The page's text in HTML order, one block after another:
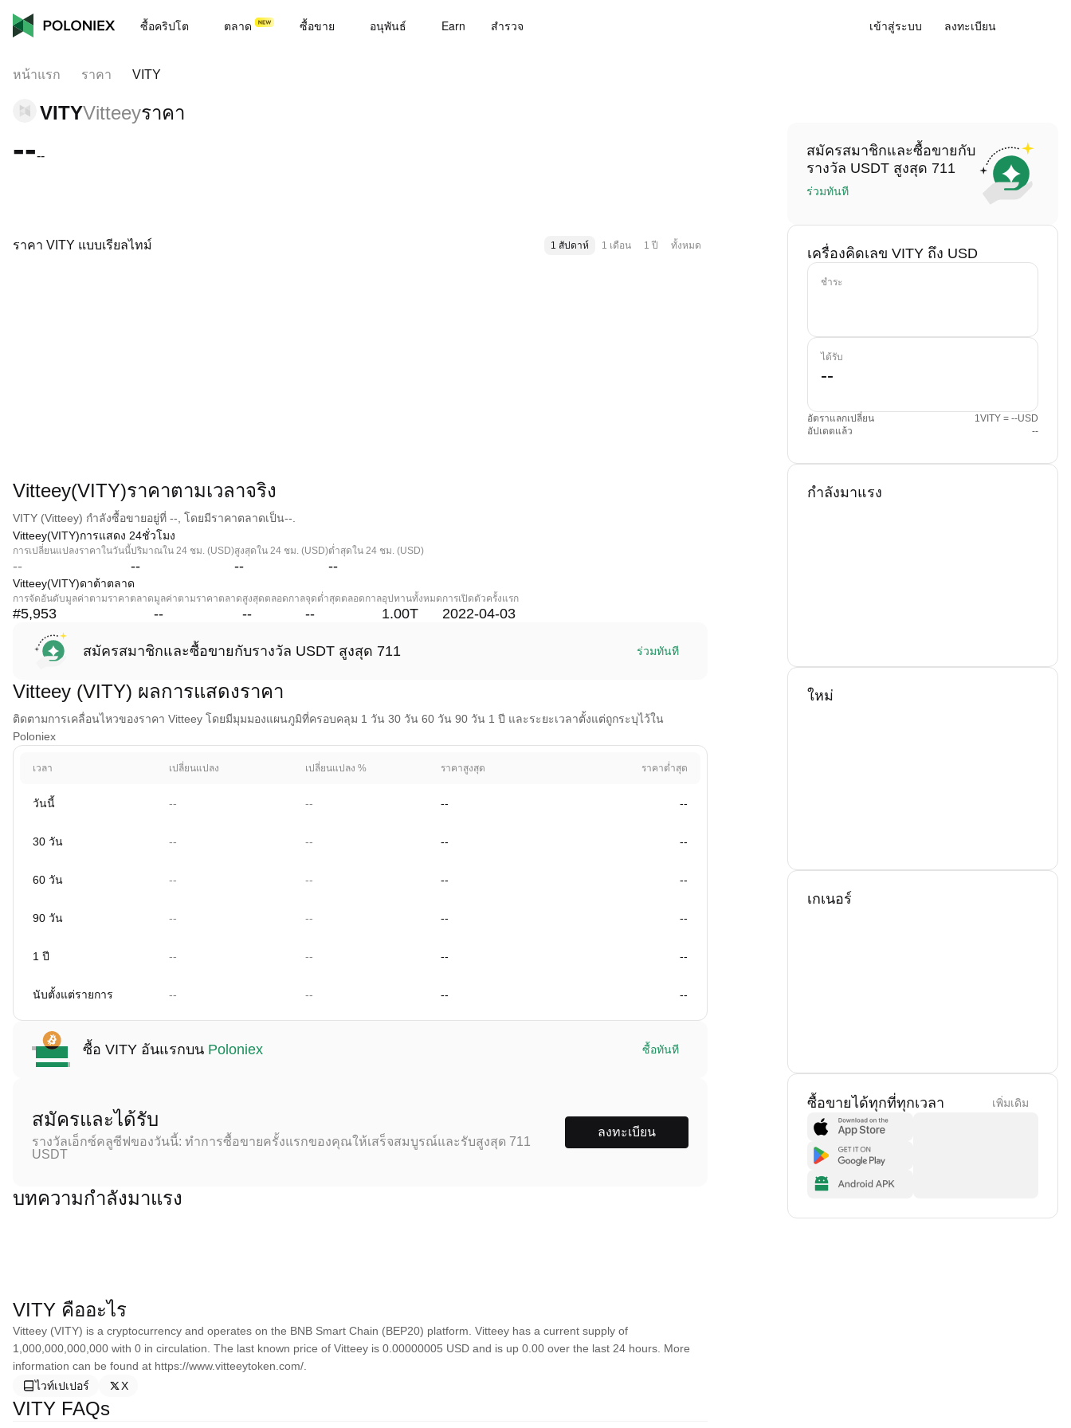
ซื้อคริปโต ตลาด ซื้อขาย อนุพันธ์ Earn สํารวจ เข้าสู่ระบบ ลงทะเบียน
หน้าแรก ราคา VITY
VITYVitteeyราคา
----
ราคา VITY แบบเรียลไทม์ 1 สัปดาห์ 1 เดือน 1 ปี ทั้งหมด
Vitteey(VITY)ราคาตามเวลาจริง
VITY (Vitteey) กำลังซื้อขายอยู่ที่ --, โดยมีราคาตลาดเป็น--.
Vitteey(VITY)การแสดง 24ชั่วโมง
การเปลี่ยนแปลงราคาในวันนี้
--
ปริมาณใน 24 ชม. (USD)
--
สูงสุดใน 24 ชม. (USD)
--
ต่ำสุดใน 24 ชม. (USD)
--
Vitteey(VITY)ดาต้าตลาด
การจัดอันดับมูลค่าตามราคาตลาด
#5,953
มูลค่าตามราคาตลาด
--
สูงสุดตลอดกาล
--
จุดต่ำสุดตลอดกาล
--
อุปทานทั้งหมด
1.00T
การเปิดตัวครั้งแรก
2022-04-03
สมัครสมาชิกและซื้อขายกับรางวัล USDT สูงสุด 711 ร่วมทันที
Vitteey (VITY) ผลการแสดงราคา
ติดตามการเคลื่อนไหวของราคา Vitteey โดยมีมุมมองแผนภูมิที่ครอบคลุม 1 วัน 30 วัน 60 วัน 90 วัน 1 ปี และระยะเวลาตั้งแต่ถูกระบุไว้ใน
Poloniex
เวลา เปลี่ยนแปลง เปลี่ยนแปลง % ราคาสูงสุด ราคาต่ำสุด
วันนี้ -- -- -- --
30 วัน -- -- -- --
60 วัน -- -- -- --
90 วัน -- -- -- --
1 ปี -- -- -- --
นับตั้งแต่รายการ -- -- -- --
ซื้อ VITY อันแรกบน Poloniex ซื้อทันที
สมัครและได้รับ
รางวัลเอ็กซ์คลูซีฟของวันนี้: ทำการซื้อขายครั้งแรกของคุณให้เสร็จสมบูรณ์และรับสูงสุด 711
USDT
ลงทะเบียน
บทความกำลังมาแรง
VITY คืออะไร
Vitteey (VITY) is a cryptocurrency and operates on the BNB Smart Chain (BEP20) platform. Vitteey has a current supply of
1,000,000,000,000 with 0 in circulation. The last known price of Vitteey is 0.00000005 USD and is up 0.00 over the last 24 hours. More
information can be found at https://www.vitteeytoken.com/.
ไวท์เปเปอร์
X
VITY FAQs
สมัครสมาชิกและซื้อขายกับ
รางวัล USDT สูงสุด 711
ร่วมทันที
เครื่องคิดเลข VITY ถึง USD
ชำระ
ได้รับ
อัตราแลกเปลี่ยน
1VITY = --USD
อัปเดตแล้ว
--
กำลังมาแรง
ใหม่
เกเนอร์
ซื้อขายได้ทุกที่ทุกเวลา เพิ่มเดิม